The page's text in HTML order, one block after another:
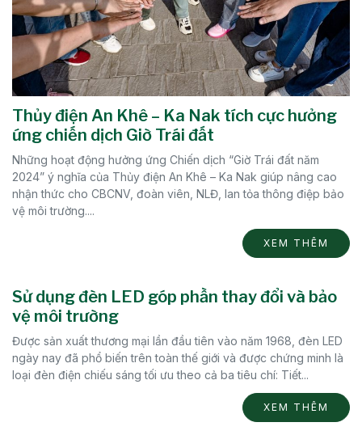
Thủy điện An Khê – Ka Nak tích cực hưởng
ứng chiến dịch Giờ Trái đất
Những hoạt động hưởng ứng Chiến dịch “Giờ Trái đất năm
2024” ý nghĩa của Thủy điện An Khê – Ka Nak giúp nâng cao
nhận thức cho CBCNV, đoàn viên, NLĐ, lan tỏa thông điệp bảo
vệ môi trường....
XEM THÊM
Sử dụng đèn LED góp phần thay đổi và bảo
vệ môi trường
Được sản xuất thương mại lần đầu tiên vào năm 1968, đèn LED
ngày nay đã phổ biến trên toàn thế giới và được chứng minh là
loại đèn điện chiếu sáng tối ưu theo cả ba tiêu chí: Tiết...
XEM THÊM